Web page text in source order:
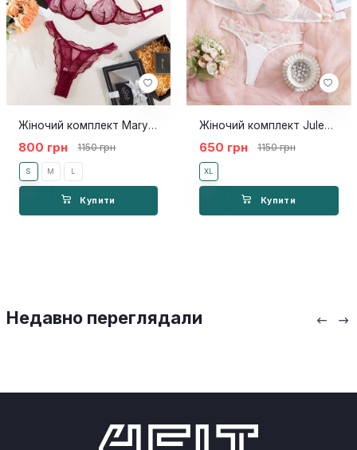
Жіночий комплект Mary burgundy
800 грн 1150 грн
S M L
Купити
Жіночий комплект Jules white
650 грн 1150 грн
XL
Купити
Недавно переглядали